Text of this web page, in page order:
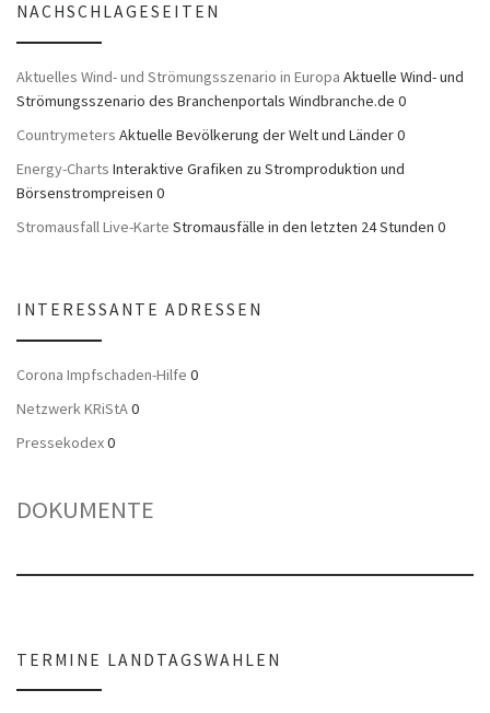
NACHSCHLAGESEITEN
Aktuelles Wind- und Strömungsszenario in Europa Aktuelle Wind- und
Strömungsszenario des Branchenportals Windbranche.de 0
Countrymeters Aktuelle Bevölkerung der Welt und Länder 0
Energy-Charts Interaktive Grafiken zu Stromproduktion und
Börsenstrompreisen 0
Stromausfall Live-Karte Stromausfälle in den letzten 24 Stunden 0
INTERESSANTE ADRESSEN
Corona Impfschaden-Hilfe 0
Netzwerk KRiStA0
Pressekodex0
DOKUMENTE
TERMINE LANDTAGSWAHLEN